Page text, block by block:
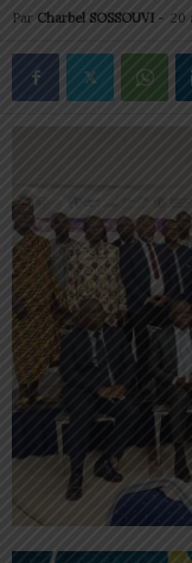
Par Charbel SOSSOUVI - 20